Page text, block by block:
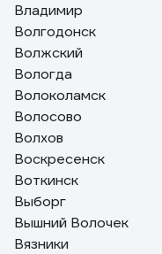
Владимир
Волгодонск
Волжский
Вологда
Волоколамск
Волосово
Волхов
Воскресенск
Воткинск
Выборг
Вышний Волочек
Вязники